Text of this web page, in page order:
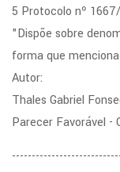
5 Protocolo nº
"Dispõe sobre
forma que
Autor:
Thales Gabriel
Parecer Favorável -